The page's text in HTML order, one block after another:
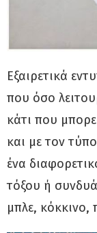
Εξαιρετικά
που όσο
κάτι που
και με τον
ένα
τόξου ή
μπλε, κόκκινο,